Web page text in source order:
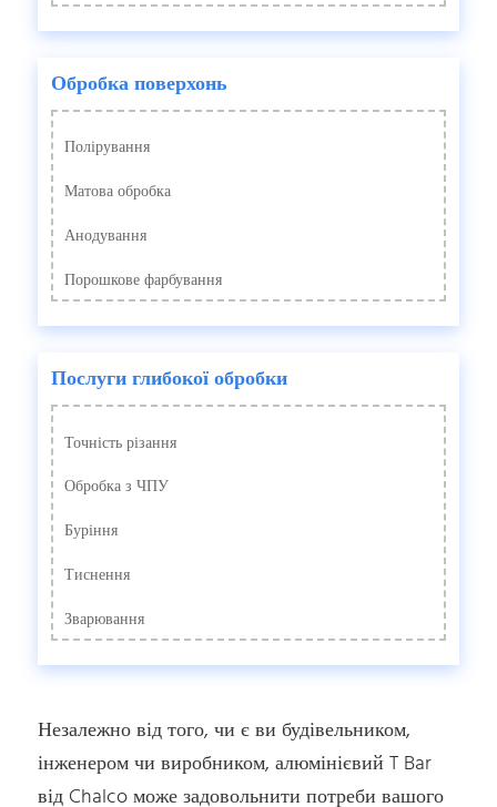
Обробка поверхонь
Полірування
Матова обробка
Анодування
Порошкове фарбування
Послуги глибокої обробки
Точність різання
Обробка з ЧПУ
Буріння
Тиснення
Зварювання
Незалежно від того, чи є ви будівельником,
інженером чи виробником, алюмінієвий T Bar
від Chalco може задовольнити потреби вашого